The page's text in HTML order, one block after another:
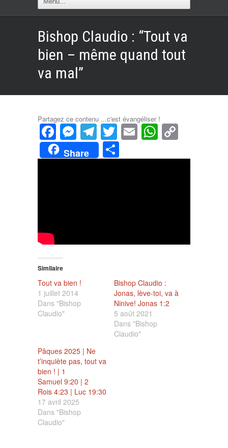
Bishop Claudio : “Tout va
bien – même quand tout
va mal”
Partagez ce contenu ...c'est évangéliser !
Facebook
Messenger
Telegram
Twitter
Email
Share
Similaire
Tout va bien !
1 juillet 2014
Dans "Bishop
Claudio"
Bishop Claudio :
Jonas, lève-toi, va à
Ninive! Jonas 1:2
5 août 2021
Dans "Bishop
Claudio"
Pâques 2025 | Ne
t’inquiète pas, tout va
bien ! | 1
Samuel 9:20 | 2
Rois 4:23 | Luc 19:30
17 avril 2025
Dans "Bishop
Claudio"